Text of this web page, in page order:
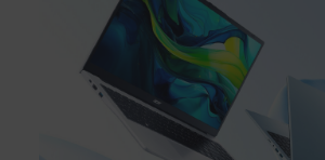
Acer旗下品牌商品保固期限與說明請參考
s://www.acer.com/tw-zh/support/
rranties
非Acer旗下品牌商品保固依各商品和之廠
情請參考商品說明。